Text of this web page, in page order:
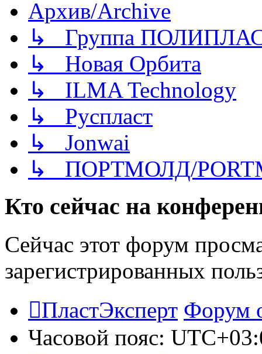
Архив/Archive
↳ Группа
↳ Новая Орбита
↳ ILMA Technology
↳ Руспласт
↳ Jonwai
↳ ПОРТМОЛД/
Кто сейчас на
Сейчас этот форум
зарегистрированных
ПластЭксперт Форум
Часовой пояс: